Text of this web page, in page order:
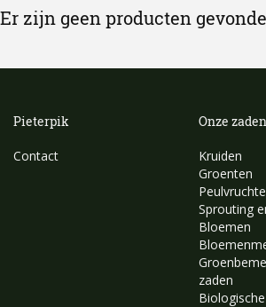
Er zijn geen producten
Pieterpik
Contact
Onze zaden
Kruiden
Groenten
Sprouting
Bloemen
zaden